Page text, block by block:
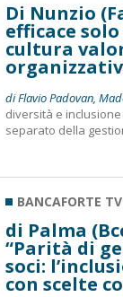
Di Nunzio
efficace
cultura
di Flavio Padovan,
diversità e
separato della
BANCAFORTE TV
di Palma
“Parità di
soci:
con scelte